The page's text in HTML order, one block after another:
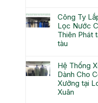
Công Ty
Lọc Nước
Thiên Phát
tàu
Hệ Thống
Dành Cho
Xưởng tại
Xuân